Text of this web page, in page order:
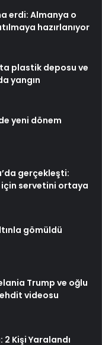
erdi: Almanya o
hazırlanıyor
plastik deposu ve
yangın
yeni dönem
gerçekleşti:
için servetini ortaya
gömüldü
Trump ve oğlu
videosu
Kişi Yaralandı